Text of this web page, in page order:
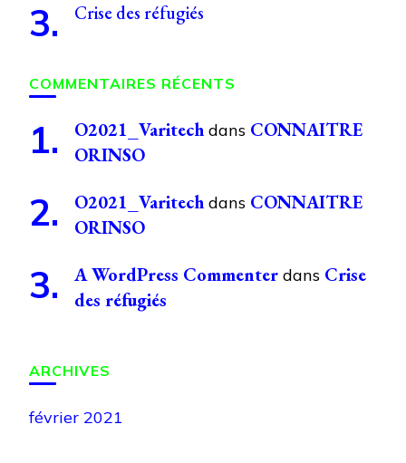
Crise des réfugiés
COMMENTAIRES RÉCENTS
O2021_Varitech dans CONNAITRE
ORINSO
O2021_Varitech dans CONNAITRE
ORINSO
A WordPress Commenter dans Crise
des réfugiés
ARCHIVES
février 2021